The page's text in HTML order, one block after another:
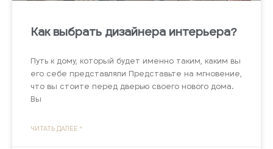
Как выбрать дизайнера интерьера?
Путь к дому, который будет именно таким, каким вы
его себе представляли Представьте на мгновение,
что вы стоите перед дверью своего нового дома.
Вы
ЧИТАТЬ ДАЛЕЕ "